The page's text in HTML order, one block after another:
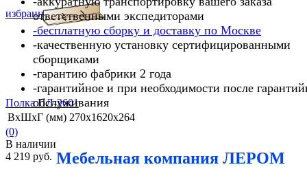
избранное сравнить
Полка ПЛ-2601
ВхШхГ (мм) 270х1620х264
(0)
В наличии
4 219 руб.
ответственными экспедиторами
-бесплатную сборку и доставку по Москве
-качественную установку сертифицированными
сборщиками
-гарантию фабрики 2 года
-гарантийное и при необходимости после
обслуживания
Мебельная компания ЛЕРОМ